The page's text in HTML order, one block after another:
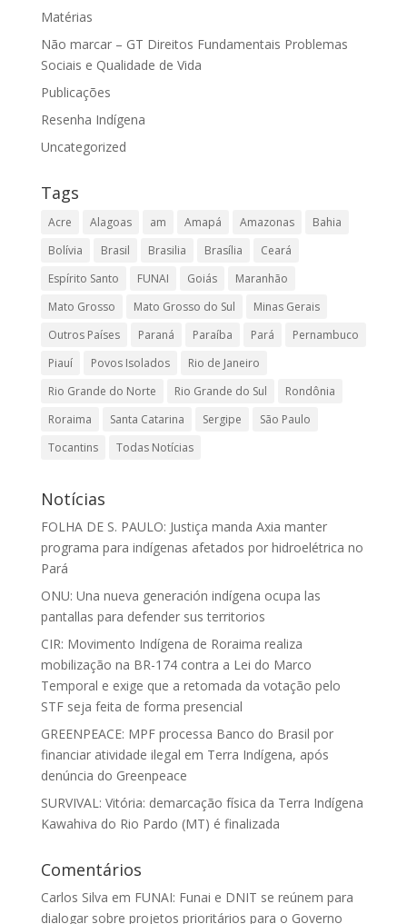
Matérias
Não marcar – GT Direitos Fundamentais Problemas
Sociais e Qualidade de Vida
Publicações
Resenha Indígena
Uncategorized
Tags
Acre Alagoas am Amapá Amazonas
Bahia
Bolívia
Brasil Brasilia Brasília
Ceará
Espírito Santo
FUNAI Goiás
Maranhão
Mato Grosso
Mato Grosso do Sul
Minas Gerais
Outros Países
Paraná Paraíba Pará
Pernambuco
Piauí
Povos Isolados
Rio de Janeiro
Rio Grande do Norte
Rio Grande do Sul
Rondônia
Roraima
Santa Catarina Sergipe
São Paulo
Tocantins
Todas Notícias
Notícias
FOLHA DE S. PAULO: Justiça manda Axia manter
programa para indígenas afetados por hidroelétrica no
Pará
ONU: Una nueva generación indígena ocupa las
pantallas para defender sus territorios
CIR: Movimento Indígena de Roraima realiza
mobilização na BR-174 contra a Lei do Marco
Temporal e exige que a retomada da votação pelo
STF seja feita de forma presencial
GREENPEACE: MPF processa Banco do Brasil por
financiar atividade ilegal em Terra Indígena, após
denúncia do Greenpeace
SURVIVAL: Vitória: demarcação física da Terra Indígena
Kawahiva do Rio Pardo (MT) é finalizada
Comentários
Carlos Silva em FUNAI: Funai e DNIT se reúnem para
dialogar sobre projetos prioritários para o Governo